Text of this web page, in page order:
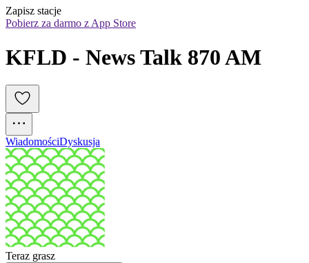
Zapisz stacje
Pobierz za darmo z App Store
KFLD - News Talk 870 AM
WiadomościDyskusja
Teraz grasz